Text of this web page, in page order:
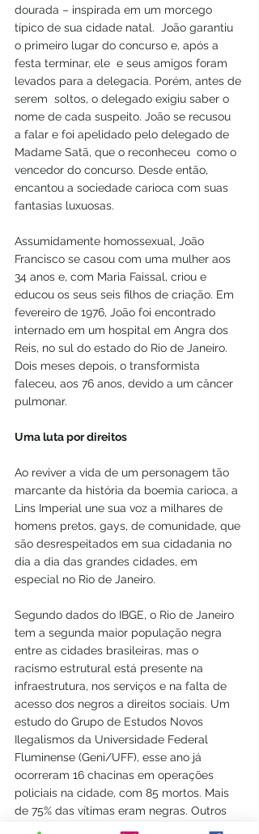
dourada – inspirada em um morcego
típico de sua cidade natal.  João garantiu
o primeiro lugar do concurso e, após a
festa terminar, ele  e seus amigos foram
levados para a delegacia. Porém, antes de
serem  soltos, o delegado exigiu saber o
nome de cada suspeito. João se recusou
a falar e foi apelidado pelo delegado de
Madame Satã, que o reconheceu  como o
vencedor do concurso. Desde então,
encantou a sociedade carioca com suas
fantasias luxuosas.
Assumidamente homossexual, João
Francisco se casou com uma mulher aos
34 anos e, com Maria Faissal, criou e
educou os seus seis filhos de criação. Em
fevereiro de 1976, João foi encontrado
internado em um hospital em Angra dos
Reis, no sul do estado do Rio de Janeiro.
Dois meses depois, o transformista
faleceu, aos 76 anos, devido a um câncer
pulmonar.
Uma luta por direitos
Ao reviver a vida de um personagem tão
marcante da história da boemia carioca, a
Lins Imperial une sua voz a milhares de
homens pretos, gays, de comunidade, que
são desrespeitados em sua cidadania no
dia a dia das grandes cidades, em
especial no Rio de Janeiro.
Segundo dados do IBGE, o Rio de Janeiro
tem a segunda maior população negra
entre as cidades brasileiras, mas o
racismo estrutural está presente na
infraestrutura, nos serviços e na falta de
acesso dos negros a direitos sociais. Um
estudo do Grupo de Estudos Novos
Ilegalismos da Universidade Federal
Fluminense (Geni/UFF), esse ano já
ocorreram 16 chacinas em operações
policiais na cidade, com 85 mortos. Mais
de 75% das vítimas eram negras. Outros
dados mostram que a população negra é